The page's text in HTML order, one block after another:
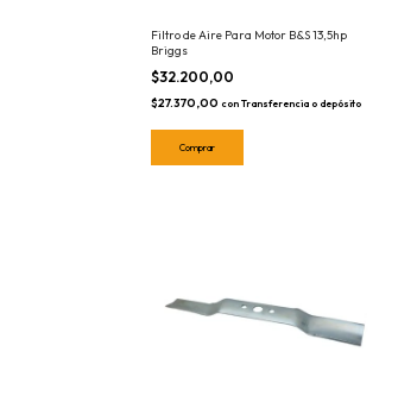
Filtro de Aire Para Motor B&S 13,5hp
Briggs
$32.200,00
$27.370,00 con Transferencia o depósito